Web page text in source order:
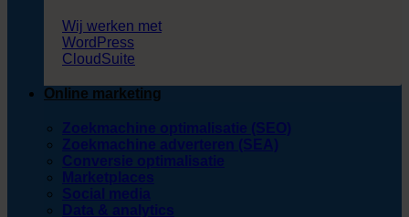
Wij werken met
WordPress
CloudSuite
Online marketing
Zoekmachine optimalisatie (SEO)
Zoekmachine adverteren (SEA)
Conversie optimalisatie
Marketplaces
Social media
Data & analytics